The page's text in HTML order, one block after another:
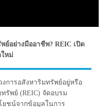
ย์อย่างมืออาชีพ? REIC เปิด
หม่
งการอสังหาริมทรัพย์อยู่หรือ
รัพย์ (REIC) จัดอบรม
ยชน์จากข้อมูลในการ